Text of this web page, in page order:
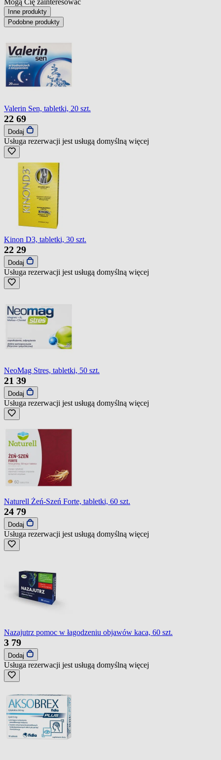
Inne produkty
Podobne produkty
Valerin Sen, tabletki, 20 szt.
22 69
Dodaj
Usługa rezerwacji jest usługą domyślną więcej
Kinon D3, tabletki, 30 szt.
22 29
Dodaj
Usługa rezerwacji jest usługą domyślną więcej
NeoMag Stres, tabletki, 50 szt.
21 39
Dodaj
Usługa rezerwacji jest usługą domyślną więcej
Naturell Żeń-Szeń Forte, tabletki, 60 szt.
24 79
Dodaj
Usługa rezerwacji jest usługą domyślną więcej
Nazajutrz pomoc w łagodzeniu objawów kaca, 60 szt.
3 79
Dodaj
Usługa rezerwacji jest usługą domyślną więcej